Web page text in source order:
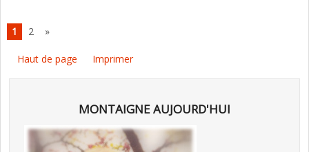
1 2 »
Haut de page Imprimer
MONTAIGNE AUJOURD'HUI